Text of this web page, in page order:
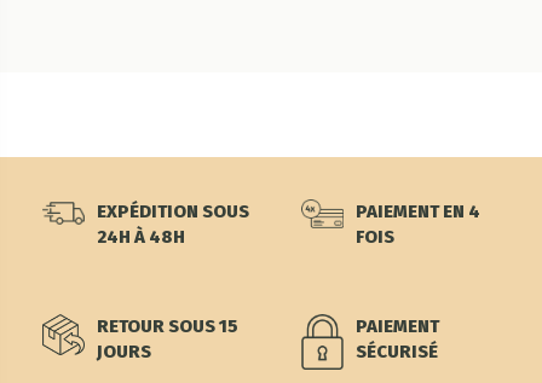
EXPÉDITION SOUS
24H À 48H
PAIEMENT EN 4
FOIS
RETOUR SOUS 15
JOURS
PAIEMENT
SÉCURISÉ